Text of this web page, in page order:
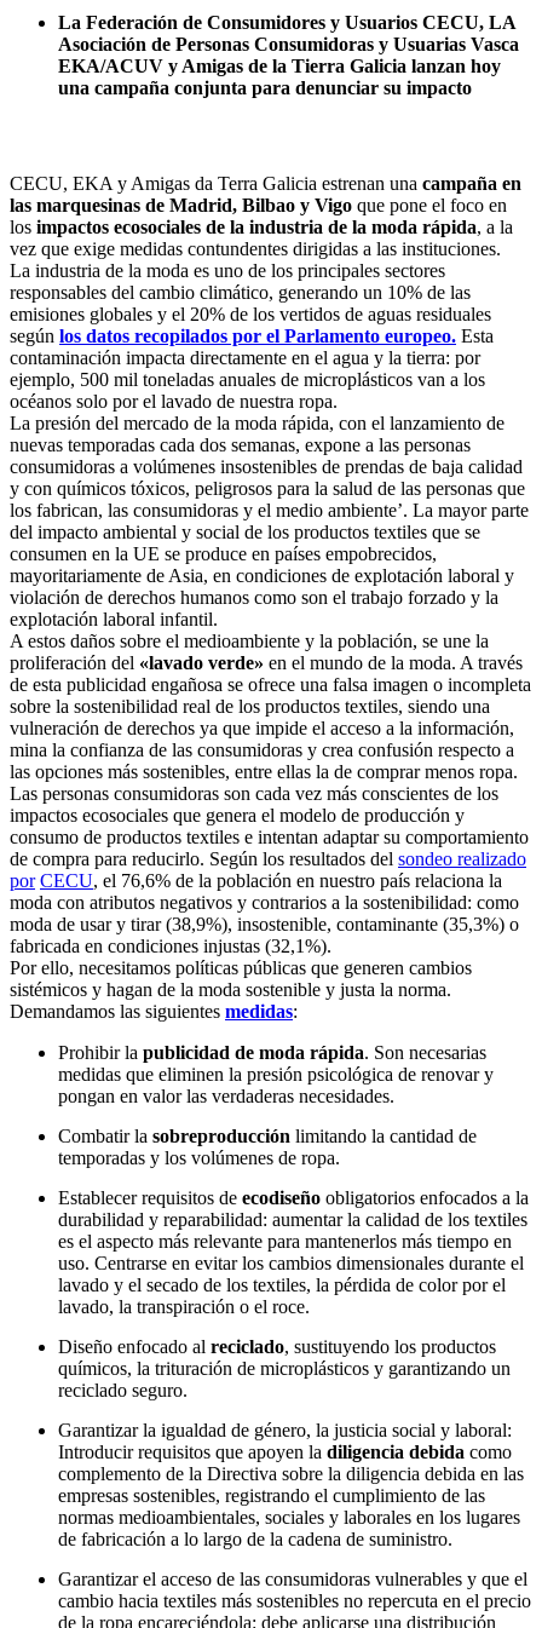
La Federación de Consumidores y Usuarios CECU, LA
Asociación de Personas Consumidoras y Usuarias Vasca
EKA/ACUV y Amigas de la Tierra Galicia lanzan hoy
una campaña conjunta para denunciar su impacto
CECU, EKA y Amigas da Terra Galicia estrenan una campaña en
las marquesinas de Madrid, Bilbao y Vigo que pone el foco en
los impactos ecosociales de la industria de la moda rápida, a la
vez que exige medidas contundentes dirigidas a las instituciones.
La industria de la moda es uno de los principales sectores
responsables del cambio climático, generando un 10% de las
emisiones globales y el 20% de los vertidos de aguas residuales
según los datos recopilados por el Parlamento europeo. Esta
contaminación impacta directamente en el agua y la tierra: por
ejemplo, 500 mil toneladas anuales de microplásticos van a los
océanos solo por el lavado de nuestra ropa.
La presión del mercado de la moda rápida, con el lanzamiento de
nuevas temporadas cada dos semanas, expone a las personas
consumidoras a volúmenes insostenibles de prendas de baja calidad
y con químicos tóxicos, peligrosos para la salud de las personas que
los fabrican, las consumidoras y el medio ambiente’. La mayor parte
del impacto ambiental y social de los productos textiles que se
consumen en la UE se produce en países empobrecidos,
mayoritariamente de Asia, en condiciones de explotación laboral y
violación de derechos humanos como son el trabajo forzado y la
explotación laboral infantil.
A estos daños sobre el medioambiente y la población, se une la
proliferación del «lavado verde» en el mundo de la moda. A través
de esta publicidad engañosa se ofrece una falsa imagen o incompleta
sobre la sostenibilidad real de los productos textiles, siendo una
vulneración de derechos ya que impide el acceso a la información,
mina la confianza de las consumidoras y crea confusión respecto a
las opciones más sostenibles, entre ellas la de comprar menos ropa.
Las personas consumidoras son cada vez más conscientes de los
impactos ecosociales que genera el modelo de producción y
consumo de productos textiles e intentan adaptar su comportamiento
de compra para reducirlo. Según los resultados del sondeo realizado
por CECU, el 76,6% de la población en nuestro país relaciona la
moda con atributos negativos y contrarios a la sostenibilidad: como
moda de usar y tirar (38,9%), insostenible, contaminante (35,3%) o
fabricada en condiciones injustas (32,1%).
Por ello, necesitamos políticas públicas que generen cambios
sistémicos y hagan de la moda sostenible y justa la norma.
Demandamos las siguientes medidas:
Prohibir la publicidad de moda rápida. Son necesarias
medidas que eliminen la presión psicológica de renovar y
pongan en valor las verdaderas necesidades.
Combatir la sobreproducción limitando la cantidad de
temporadas y los volúmenes de ropa.
Establecer requisitos de ecodiseño obligatorios enfocados a la
durabilidad y reparabilidad: aumentar la calidad de los textiles
es el aspecto más relevante para mantenerlos más tiempo en
uso. Centrarse en evitar los cambios dimensionales durante el
lavado y el secado de los textiles, la pérdida de color por el
lavado, la transpiración o el roce.
Diseño enfocado al reciclado, sustituyendo los productos
químicos, la trituración de microplásticos y garantizando un
reciclado seguro.
Garantizar la igualdad de género, la justicia social y laboral:
Introducir requisitos que apoyen la diligencia debida como
complemento de la Directiva sobre la diligencia debida en las
empresas sostenibles, registrando el cumplimiento de las
normas medioambientales, sociales y laborales en los lugares
de fabricación a lo largo de la cadena de suministro.
Garantizar el acceso de las consumidoras vulnerables y que el
cambio hacia textiles más sostenibles no repercuta en el precio
de la ropa encareciéndola: debe aplicarse una distribución